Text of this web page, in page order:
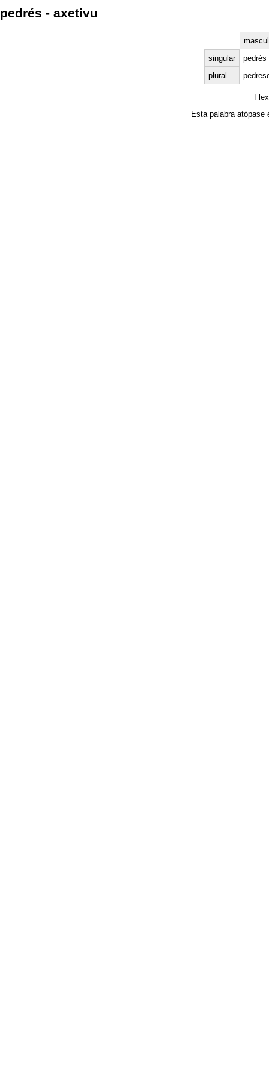
pedrés - axetivu
singular
pedrés
plural
Esta palabra atópase